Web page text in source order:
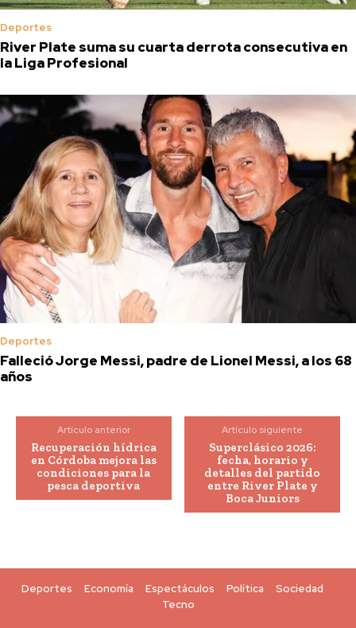
Deportes
River Plate suma su cuarta derrota consecutiva en
la Liga Profesional
Deportes
Falleció Jorge Messi, padre de Lionel Messi, a los 68
años
Artículo anterior
Recuperación hídrica
en Córdoba mejora las
condiciones para la
pesca deportiva
Artículo siguiente
Superclásico 2026:
fecha, horario y
detalles del partido
entre River Plate y
Boca Juniors
Deportes Economía Espectáculos Política
Sociedad
Tecno